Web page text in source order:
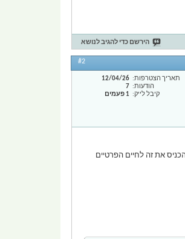
הירשם כדי להגיב לנושא
#2
תאריך הצטרפות
12/04/26
הודעות
7
קיבל לייק
1 פעמים
את זה לחיים הפרטיים